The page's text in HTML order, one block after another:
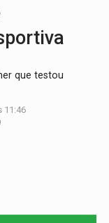
que testou
11:46